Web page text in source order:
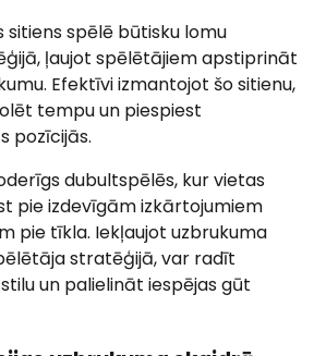
sitiens spēlē būtisku lomu
ļaujot spēlētājiem apstiprināt
Efektīvi izmantojot šo sitienu,
tempu un piespiest
pozīcijās.
dubultspēlēs, kur vietas
pie izdevīgām izkārtojumiem
pie tīkla. Iekļaujot uzbrukuma
stratēģijā, var radīt
un palielināt iespējas gūt